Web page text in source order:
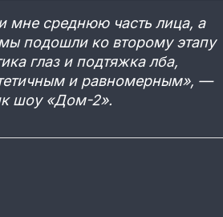
мне среднюю часть лица, а
подошли ко второму этапу
глаз и подтяжка лба,
и равномерным», —
шоу «Дом-2».